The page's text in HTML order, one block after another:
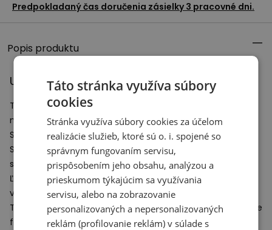
Predpokladaný čas doručenia zásielky 3 pracovné dni.
Popis produktu
Unisex topánky New Balance U204L – hnedá
Tenisky New Balance inšpirované klasickými bežeckými
modelmi.
Séria U204L spája minimalizmus s moderným dizajnom.
Svršok je vyrobený z vysoko kvalitnej prírodnej kože a
syntetických materiálov.
Ľahká medzipodrážka zEVApeny zaručuje pohodlie a
vonkajšia podrážka ponúka vynikajúcu priľnavosť.
Tenisky New Balance zo série U204L sú ideálnou obuvou pre
fanúšikov minimalistického štýlu.
Táto stránka využíva súbory
cookies
Stránka využíva súbory cookies za účelom
realizácie služieb, ktoré sú o. i. spojené so
správnym fungovaním servisu,
prispôsobením jeho obsahu, analýzou a
prieskumom týkajúcim sa využívania
servisu, alebo na zobrazovanie
personalizovaných a nepersonalizovaných
reklám (profilovanie reklám) v súlade s